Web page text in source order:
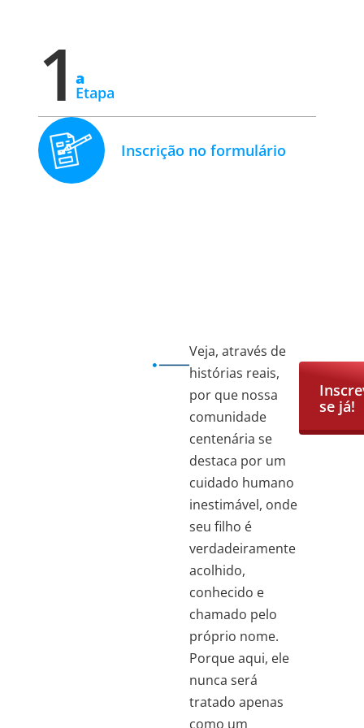
1a
Etapa
Inscrição no formulário
Veja, através de
histórias reais,
por que nossa
comunidade
centenária se
destaca por um
cuidado humano
inestimável, onde
seu filho é
verdadeiramente
acolhido,
conhecido e
chamado pelo
próprio nome.
Porque aqui, ele
nunca será
tratado apenas
como um
se já!